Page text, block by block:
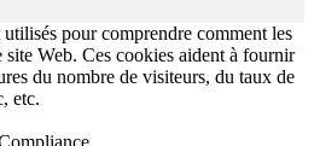
pour comprendre comment les
site Web. Ces cookies aident à fournir
du nombre de visiteurs, du taux de
etc.